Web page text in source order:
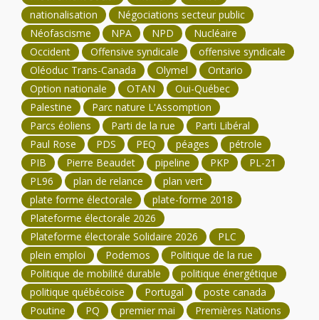
nationalisation
Négociations secteur public
Néofascisme
NPA NPD
Nucléaire
Occident
Offensive syndicale
offensive syndicale
Oléoduc Trans-Canada
Olymel
Ontario
Option nationale
OTAN
Oui-Québec
Palestine
Parc nature L'Assomption
Parcs éoliens
Parti de la rue
Parti Libéral
Paul Rose
PDS PEQ péages
pétrole
PIB
Pierre Beaudet pipeline PKP
PL-21
PL96
plan de relance
plan vert
plate forme électorale
plate-forme 2018
Plateforme électorale 2026
Plateforme électorale Solidaire 2026
PLC
plein emploi
Podemos
Politique de la rue
Politique de mobilité durable
politique énergétique
politique québécoise
Portugal
poste canada
Poutine
PQ premier mai
Premières Nations